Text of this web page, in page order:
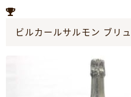
ビルカールサルモン ブリ